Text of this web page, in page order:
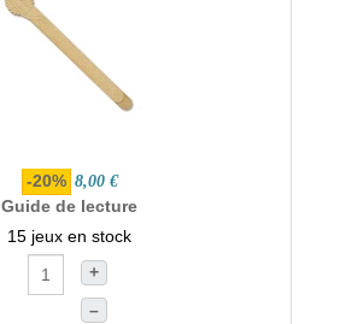
-20% 8,00 €
Guide de lecture
15 jeux en stock
+
–